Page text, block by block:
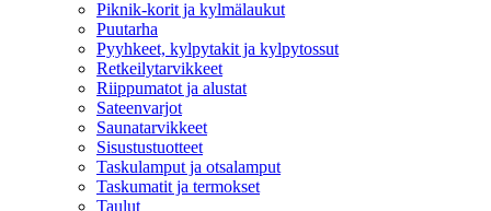
Piknik-korit ja kylmälaukut
Puutarha
Pyyhkeet, kylpytakit ja kylpytossut
Retkeilytarvikkeet
Riippumatot ja alustat
Sateenvarjot
Saunatarvikkeet
Sisustustuotteet
Taskulamput ja otsalamput
Taskumatit ja termokset
Taulut